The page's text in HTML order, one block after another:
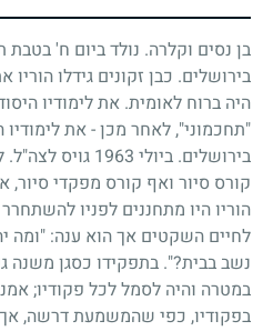
בן נסים וקלרה. נולד ביום ח'
בירושלים. כבן זקונים גידלו הוריו
היה ברוח לאומית. את לימודיו
"תחכמוני", לאחר מכן - את לימודיו
בירושלים. ביולי 1963 גויס
קורס סיור ואף קורס מפקדי סיור,
הוריו היו מתחננים לפניו
לחיים השקטים אך הוא ענה: "ומה
נשב בבית?". בתפקידו כסגן משנה
במטרה והיה לסמל לכל פקודיו;
בפקודיו, כפי שהמשמעת דרשה,